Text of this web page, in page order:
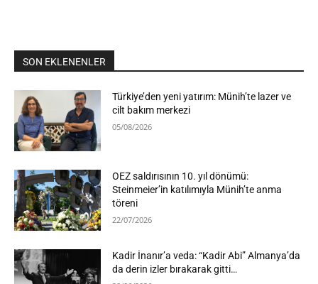
SON EKLENENLER
Türkiye’den yeni yatırım: Münih’te lazer ve
cilt bakım merkezi
05/08/2026
OEZ saldırısının 10. yıl dönümü:
Steinmeier’in katılımıyla Münih’te anma
töreni
22/07/2026
Kadir İnanır’a veda: “Kadir Abi” Almanya’da
da derin izler bırakarak gitti…